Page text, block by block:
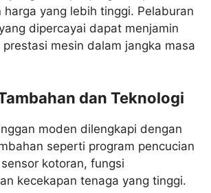
yang lebih tinggi. Pelaburan
dipercayai dapat menjamin
mesin dalam jangka masa
dan Teknologi
moden dilengkapi dengan
seperti program pencucian
kotoran, fungsi
kecekapan tenaga yang tinggi.